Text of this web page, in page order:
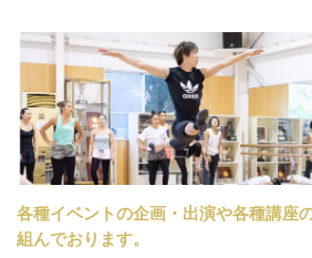
各種イベントの企画・出演や各種講座
組んでおります。